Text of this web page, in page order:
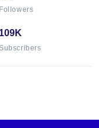
Followers
109K